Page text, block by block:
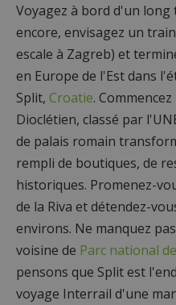
Voyagez à bord d'un long
encore, envisagez un
escale à Zagreb) et
en Europe de l'Est dans
Split, Croatie.
Dioclétien, classé par
de palais romain
rempli de boutiques, de
historiques. Promenez-
de la Riva et détendez-
environs. Ne manquez
voisine de Parc national
pensons que Split est
voyage Interrail d'une